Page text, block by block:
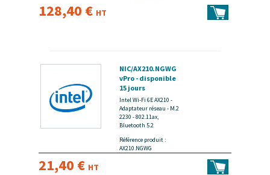
128,40 € HT
NIC/AX210.NGWG
vPro - disponible
15 jours
Intel Wi-Fi 6E AX210 -
Adaptateur réseau - M.2
2230 - 802.11ax,
Bluetooth 5.2
Référence produit :
AX210.NGWG
21,40 € HT